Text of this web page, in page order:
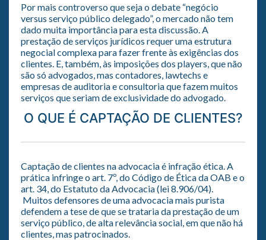
Por mais controverso que seja o debate “negócio
versus serviço público delegado”, o mercado não tem
dado muita importância para esta discussão. A
prestação de serviços jurídicos requer uma estrutura
negocial complexa para fazer frente às exigências dos
clientes. E, também, às imposições dos players, que não
são só advogados, mas contadores, lawtechs e
empresas de auditoria e consultoria que fazem muitos
serviços que seriam de exclusividade do advogado.
O QUE É CAPTAÇÃO DE CLIENTES?
Captação de clientes na advocacia é infração ética. A
prática infringe o art. 7º, do Código de Ética da OAB e o
art. 34, do Estatuto da Advocacia (lei 8.906/04).
Muitos defensores de uma advocacia mais purista
defendem a tese de que se trataria da prestação de um
serviço público, de alta relevância social, em que não há
clientes, mas patrocinados.